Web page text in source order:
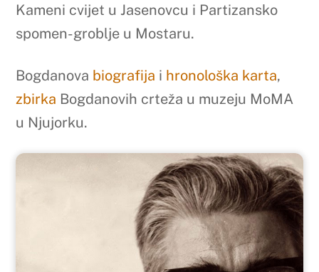
Kameni cvijet u Jasenovcu i Partizansko
spomen-groblje u Mostaru.
Bogdanova biografija i hronološka karta,
zbirka Bogdanovih crteža u muzeju MoMA
u Njujorku.